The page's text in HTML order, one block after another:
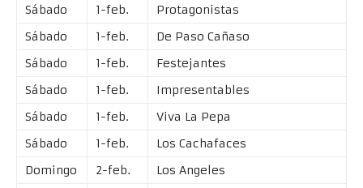
Sábado
1-feb.
Protagonistas
Sábado
1-feb.
De Paso Cañaso
Sábado
1-feb.
Festejantes
Sábado
1-feb.
Impresentables
Sábado
1-feb.
Viva La Pepa
Sábado
1-feb.
Los Cachafaces
Domingo
2-feb.
Los Angeles